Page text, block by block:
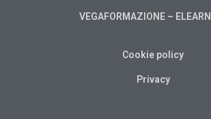
VEGAFORMAZIONE –
Cookie policy
Privacy